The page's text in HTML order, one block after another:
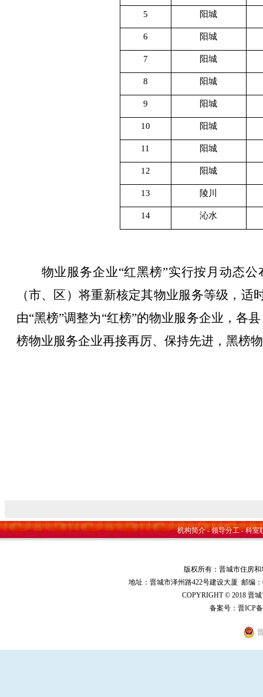
5 阳城
6 阳城
7 阳城
8 阳城
9 阳城
10 阳城
11 阳城
12 阳城
13 陵川
14 沁水
物业服务企业“红黑榜”实行按月动态
（市、区）将重新核定其物业服务等级，适
由“黑榜”调整为“红榜”的物业服务企业，各
榜物业服务企业再接再厉、保持先进，黑榜
机构简介-领导分工-科室
版权所有：晋城市住房
地址：晋城市泽州路422号建设大厦 邮编：
COPYRIGHT © 2018 晋
备案号： 晋ICP